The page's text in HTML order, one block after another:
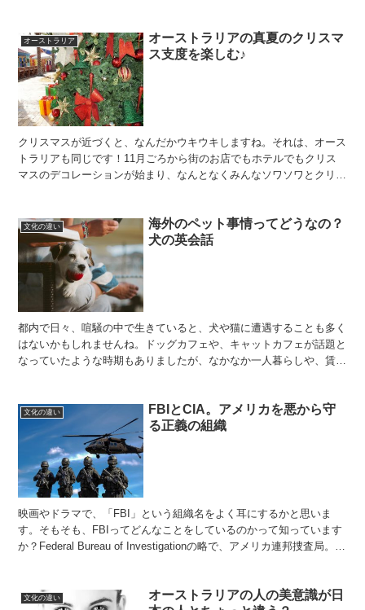
オーストラリア
オーストラリアの真夏のクリスマ
ス支度を楽しむ♪
クリスマスが近づくと、なんだかウキウキしますね。それは、オース
トラリアも同じです！11月ごろから街のお店でもホテルでもクリス
マスのデコレーションが始まり、なんとなくみんなソワソワとクリス
文化の違い
海外のペット事情ってどうなの？
犬の英会話
都内で日々、喧騒の中で生きていると、犬や猫に遭遇することも多く
はないかもしれませんね。ドッグカフェや、キャットカフェが話題と
なっていたような時期もありましたが、なかなか一人暮らしや、賃貸
文化の違い
FBIとCIA。アメリカを悪から守
る正義の組織
映画やドラマで、「FBI」という組織名をよく耳にするかと思いま
す。そもそも、FBIってどんなことをしているのかって知っています
か？Federal Bureau of Investigationの略で、アメリカ連邦捜査局。あ
文化の違い
オーストラリアの人の美意識が日